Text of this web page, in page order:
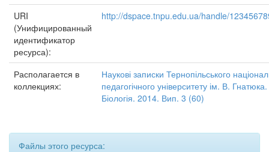
URI
(Унифицированный
идентификатор
ресурса):
http://dspace.tnpu.edu.ua/handle/
Располагается в
коллекциях:
Наукові записки Тернопільського
педагогічного університету ім. В.
Біологія. 2014. Вип. 3 (60)
Файлы этого ресурса: